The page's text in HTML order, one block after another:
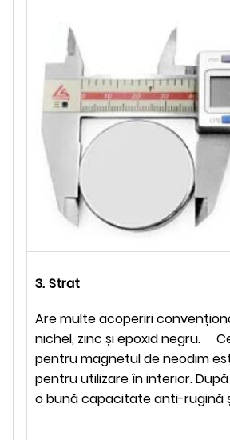
3. Strat
Are multe acoperiri
nichel, zinc și epoxid negru.
pentru magnetul de neodim
pentru utilizare în interior.
o bună capacitate anti-rugină